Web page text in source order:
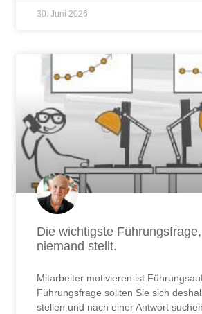
30. Juni 2026
Die wichtigste
niemand stellt.
Mitarbeiter motivieren ist
Führungsfrage sollten Sie sich
stellen und nach einer Antwort